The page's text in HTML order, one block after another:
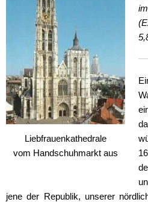
Liebfrauenkathedrale
vom Handschuhmarkt aus
jene der Republik, unserer